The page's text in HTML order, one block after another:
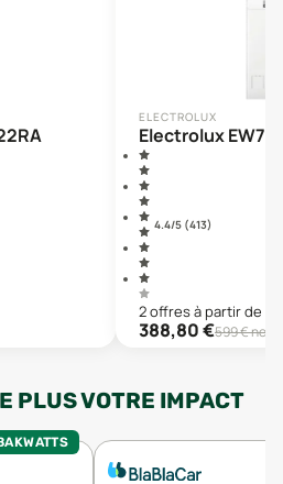
ELECTROLUX
Electrolux
4.4/5 (413)
2offresà partir de :
388,80€599€ neuf
PLUS VOTRE IMPACT